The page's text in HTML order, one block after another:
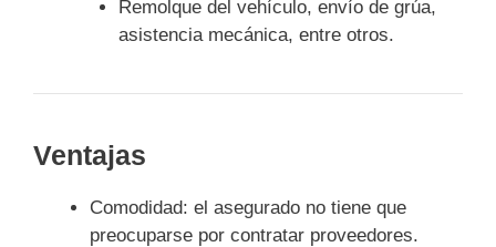
Remolque del vehículo, envío de grúa,
asistencia mecánica, entre otros.
Ventajas
Comodidad: el asegurado no tiene que
preocuparse por contratar proveedores.